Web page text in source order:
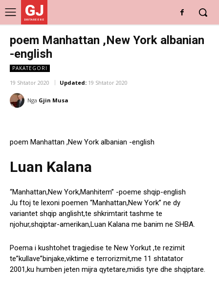
GJ
DRITARE E RE
poem Manhattan ,New York albanian
-english
PAKATEGORI
19 Shtator 2020 Updated: 19 Shtator 2020
Nga Gjin Musa
poem Manhattan ,New York albanian -english
Luan Kalana
“Manhattan,New York,Manhitem” -poeme shqip-english
Ju ftoj te lexoni poemen “Manhattan,New York” ne dy
variantet shqip anglisht,te shkrimtarit tashme te
njohur,shqiptar-amerikan,Luan Kalana me banim ne SHBA.
Poema i kushtohet tragjedise te New Yorkut ,te rezimit
te”kullave”binjake,viktime e terrorizmit,me 11 shtatator
2001,ku humben jeten mijra qytetare,midis tyre dhe shqiptare.